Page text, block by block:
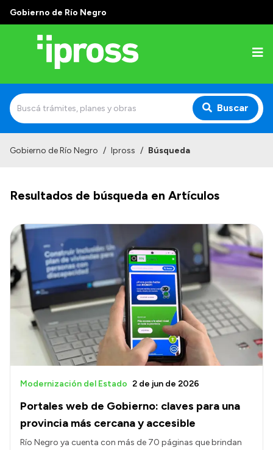
Gobierno de Río Negro
Buscar
¿Qué es IPROSS?
Autoridades
Delegaciones
Consultorios Propios
Presentación CV
Transparencia
Inversión en Salud
Licitaciones
Gobierno de Río Negro / Ipross / Búsqueda
Resultados de búsqueda en Artículos
Portales web de Gobierno: claves para una
provincia más cercana y accesible
Modernización del Estado 2 de jun de 2026
Río Negro ya cuenta con más de 70 páginas que brindan